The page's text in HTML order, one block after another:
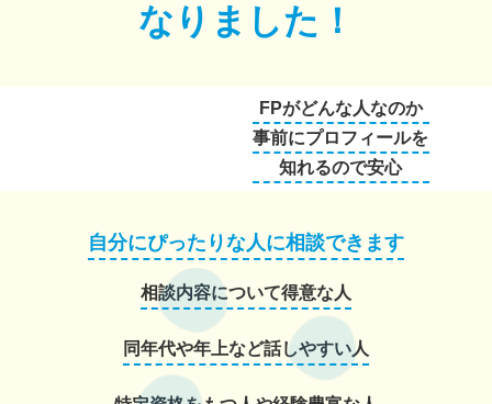
なりました！
FPがどんな人なのか
事前にプロフィールを
知れるので安心
自分にぴったりな人に相談できます
相談内容について得意な人
同年代や年上など話しやすい人